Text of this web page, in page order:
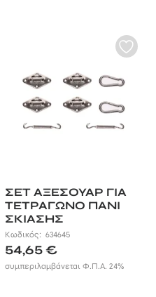
ΣΕΤ ΑΞΕΣΟΥΑΡ ΓΙΑ
ΤΕΤΡΑΓΩΝΟ ΠΑΝΙ
ΣΚΙΑΣΗΣ
Κωδικός:634645
54,65€
συμπεριλαμβάνεται Φ.Π.Α. 24%